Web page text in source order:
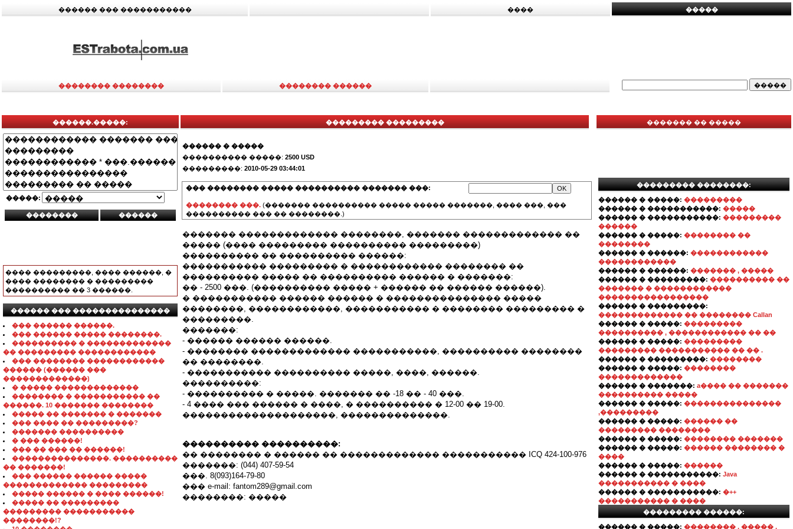
������ ��� ����������� ���� �����
�������� �������� �������� ������
������.�����:
�����:
���� ���������, ���� ������, �
���� �������� � ���������
���������� �� 3 ������.
������ ��� ���������������
��� ������ ������.
��� ������ ����� ��������.
���������� � �������������
�� ��������� ������������
��� �������� ������������
������ (������ ���
�������������)
� ����� �������������
�������� � ����������� ��
������. 10 ������� ��������
����� �� ������� � �������
��� ���� �� ���������?
������� ����������
� ��� ������!
��� �� ��� �� ������!
���������������. ����������
�� �������!
��� ������ ������ �����
������������� ���������
����� ������ � ���� ������!
����� �� ���������
��������� �����������
��������!?
��������� ���������
������ � �����
���������� �����: 2500 USD
���������: 2010-05-29 03:44:01
��� �������� ����� ���������� ������� ���:
�������� ���. (������� ���������� ����� ����� �������, ���� ���, ���
���������� ��� �� ��������.)
������� ������������� ��������, ������� ������������� ��
����� (���� ��������� ���������� ���������)
���������� �� ���������� ������:
����������� ��������� � ������������ �������� ��
���������� ����� �� ���������� ������ � �������:
�� - 2500 ���. (���������� ����� + ������ �� ������ ������).
� ����������� ������ ������ � ��������������� �����
��������, ������������, ����������� � �������� ��������� �
���������.
�������:
- ������ ������ ������.
- �������� ������������� �����������, ���������� ��������
�� ��������.
- ����������� ���������� �����, ����, ������.
����������:
- ���������� � �����. ������� �� -18 �� - 40 ���.
- 4 ���� ��� ������ � ����, � ���������� � 12-00 �� 19-00.
��������������������, ��������������.
���������� ����������:
�� �������� � ������ �� ������������� ����������� ICQ 424-100-976
�������: (044) 407-59-54
���. 8(093)164-79-80
��� e-mail: fantom289@gmail.com
��������: �����
������� �� �����
��������� ��������:
������ � �����: ���������
������ � �����������: �����
������ � �����������: ���������
������
������ � �����: �������� ��
��������
������ � ������: ������������
������������
������ � ������: ������� , �����
������ � ���������: ���������� ��
������� � ������������
�����������������
������ � ���������:
������������� �� �������� Callan
������ � �����: ���������
���������� , ������������ �� ��
������ � �����: ���������
��������� ����������� �� �� .
������ � ���������: ��������
������ � �����: ��������
�������������
������ � �������: a���� �� �������
���������� �����
������ � �����: ���������������
,���������
������ � �����: ������ ��
��������� ��������
������ � �����: �������� �������
������ � �����: ������ �������� �
����
������ � �����: ������
������ � �����������: Java
����������� � ����
������ � �����������: �++
����������� � ����
��������� ������:
������ � �����: �������� , ����� ,